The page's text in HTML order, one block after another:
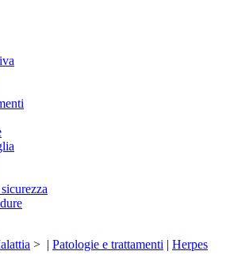
> | Patologie e trattamenti | Herpes